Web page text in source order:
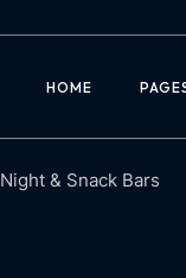
HOME
Margarita
Daiquiri
Negroni
Book
Night & Snack Bars